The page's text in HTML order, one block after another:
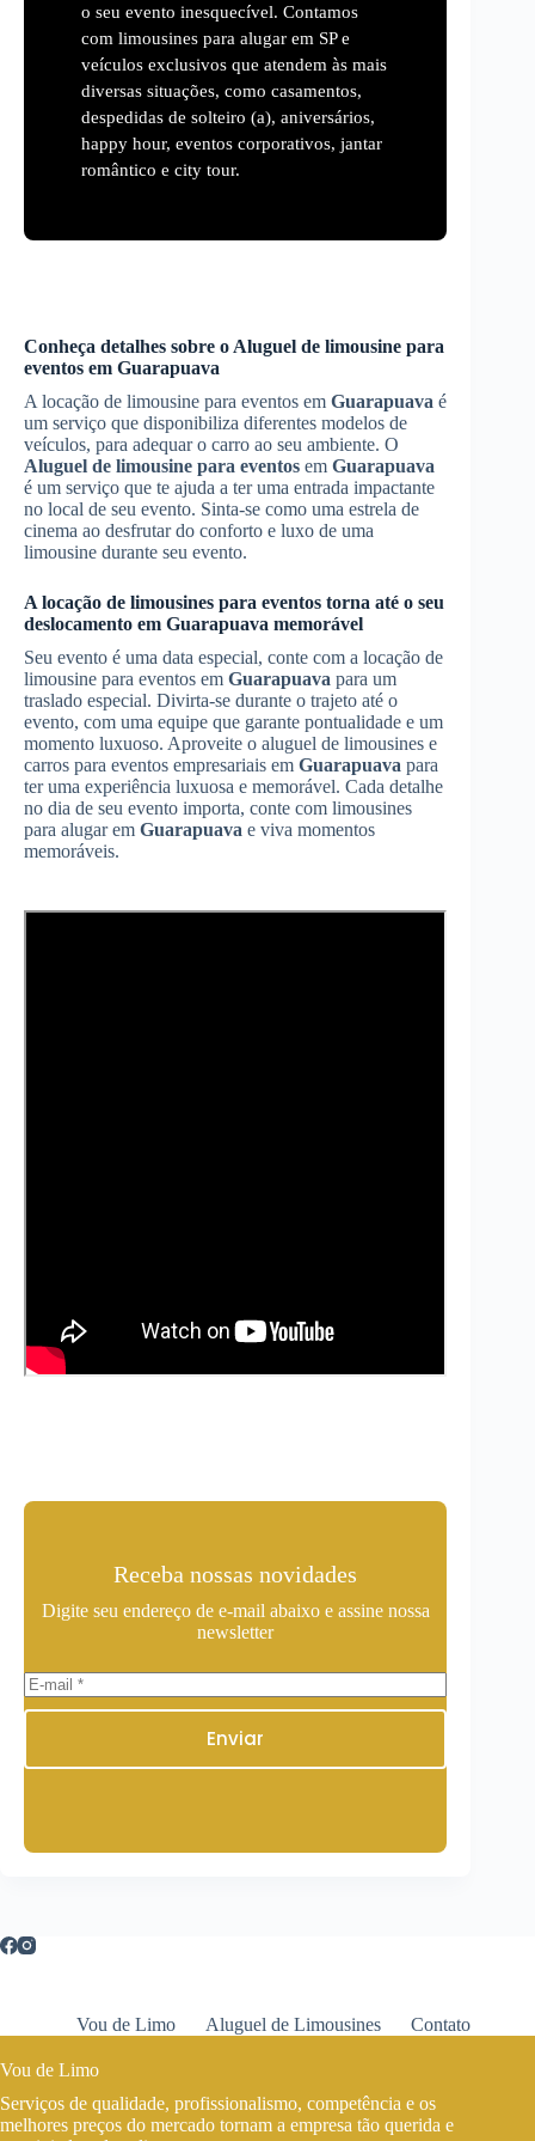
o seu evento inesquecível. Contamos
com limousines para alugar em SP e
veículos exclusivos que atendem às mais
diversas situações, como casamentos,
despedidas de solteiro (a), aniversários,
happy hour, eventos corporativos, jantar
romântico e city tour.
Conheça detalhes sobre o Aluguel de limousine para
eventos em Guarapuava
A locação de limousine para eventos em Guarapuava é
um serviço que disponibiliza diferentes modelos de
veículos, para adequar o carro ao seu ambiente. O
Aluguel de limousine para eventos em Guarapuava
é um serviço que te ajuda a ter uma entrada impactante
no local de seu evento. Sinta-se como uma estrela de
cinema ao desfrutar do conforto e luxo de uma
limousine durante seu evento.
A locação de limousines para eventos torna até o seu
deslocamento em Guarapuava memorável
Seu evento é uma data especial, conte com a locação de
limousine para eventos em Guarapuava para um
traslado especial. Divirta-se durante o trajeto até o
evento, com uma equipe que garante pontualidade e um
momento luxuoso. Aproveite o aluguel de limousines e
carros para eventos empresariais em Guarapuava para
ter uma experiência luxuosa e memorável. Cada detalhe
no dia de seu evento importa, conte com limousines
para alugar em Guarapuava e viva momentos
memoráveis.
Receba nossas novidades
Digite seu endereço de e-mail abaixo e assine nossa
newsletter
Enviar
Vou de Limo Aluguel de Limousines Contato
Vou de Limo
Serviços de qualidade, profissionalismo, competência e os
melhores preços do mercado tornam a empresa tão querida e